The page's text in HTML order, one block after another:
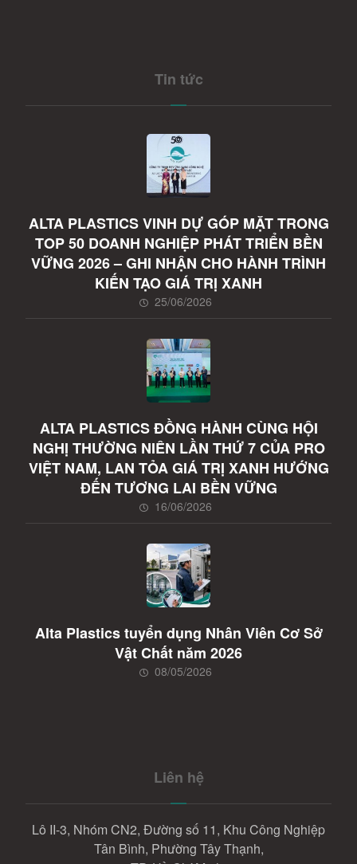
Tin tức
ALTA PLASTICS VINH DỰ GÓP MẶT TRONG
TOP 50 DOANH NGHIỆP PHÁT TRIỂN BỀN
VỮNG 2026 – GHI NHẬN CHO HÀNH TRÌNH
KIẾN TẠO GIÁ TRỊ XANH
25/06/2026
ALTA PLASTICS ĐỒNG HÀNH CÙNG HỘI
NGHỊ THƯỜNG NIÊN LẦN THỨ 7 CỦA PRO
VIỆT NAM, LAN TỎA GIÁ TRỊ XANH HƯỚNG
ĐẾN TƯƠNG LAI BỀN VỮNG
16/06/2026
Alta Plastics tuyển dụng Nhân Viên Cơ Sở
Vật Chất năm 2026
08/05/2026
Liên hệ
Lô II-3, Nhóm CN2, Đường số 11, Khu Công Nghiệp
Tân Bình, Phường Tây Thạnh,